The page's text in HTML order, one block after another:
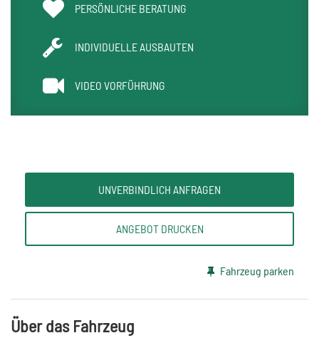
PERSÖNLICHE BERATUNG
INDIVIDUELLE AUSBAUTEN
VIDEO VORFÜHRUNG
UNVERBINDLICH ANFRAGEN
ANGEBOT DRUCKEN
Fahrzeug parken
Über das Fahrzeug